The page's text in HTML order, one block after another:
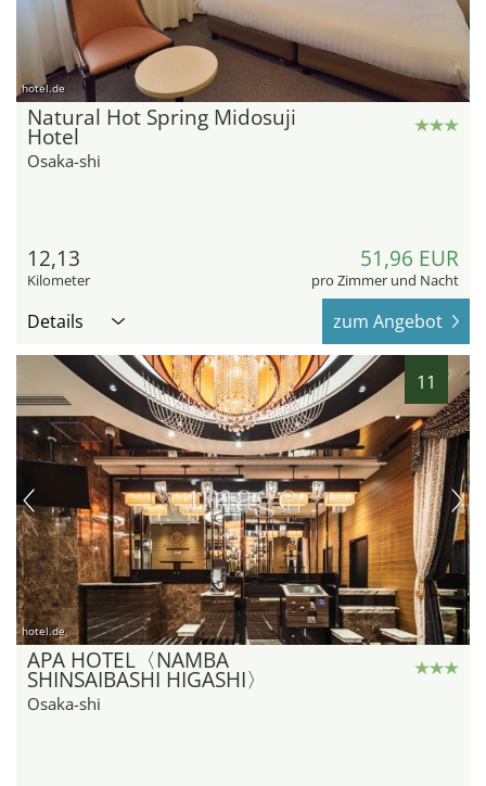
hotel.de
Natural Hot Spring Midosuji
Hotel
Osaka-shi
12,13
Kilometer
51,96 EUR
pro Zimmer und Nacht
Details zum Angebot
11
hotel.de
APA HOTEL〈NAMBA
SHINSAIBASHI HIGASHI〉
Osaka-shi